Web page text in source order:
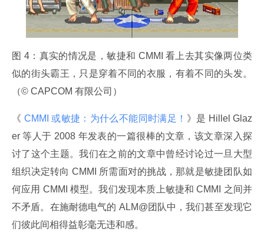
图 4：真实的情况是，敏捷和 CMMI 看上去其实像两位类
似的街头霸王，只是穿着不同的衣服，有着不同的头发。
（© CAPCOM 有限公司）
《 CMMI 或敏捷：为什么不能同时满足！ 》是 Hillel Glaz
er 等人于 2008 年发表的一篇很棒的文章，该文章深入探
讨了这个主题。我们在之前的文章中曾经讨论过一旦大型
组织决定转向 CMMI 所需面对的挑战，那就是敏捷团队如
何应用 CMMI 模型。我们发现本质上敏捷和 CMMI 之间并
不矛盾。在施耐德电气的 ALM@团队中，我们甚至发现它
们彼此间相得益彰毫无违和感。